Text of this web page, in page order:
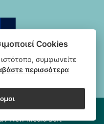
- Optipharma e-shop
New Media Soft
Cookies
συμφωνείτε
περισσότερα